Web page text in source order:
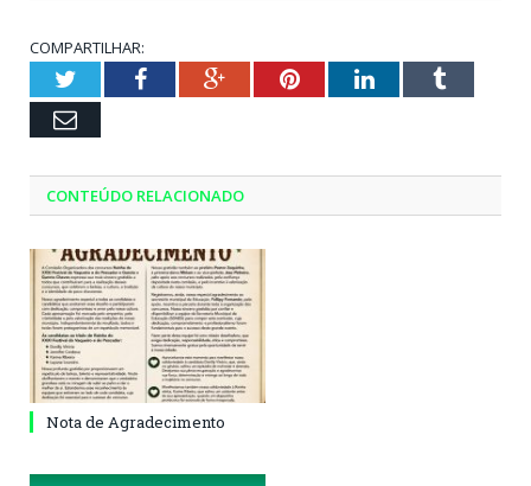
COMPARTILHAR:
TwitterFacebookGoogle+PinterestLinkedInTumblr
Email
CONTEÚDO RELACIONADO
Nota de Agradecimento